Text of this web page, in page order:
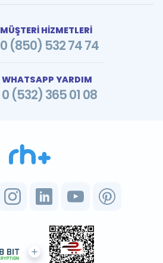
MÜŞTERİ HİZMETLERİ
0 (850) 532 74 74
WHATSAPP YARDIM
0 (532) 365 01 08